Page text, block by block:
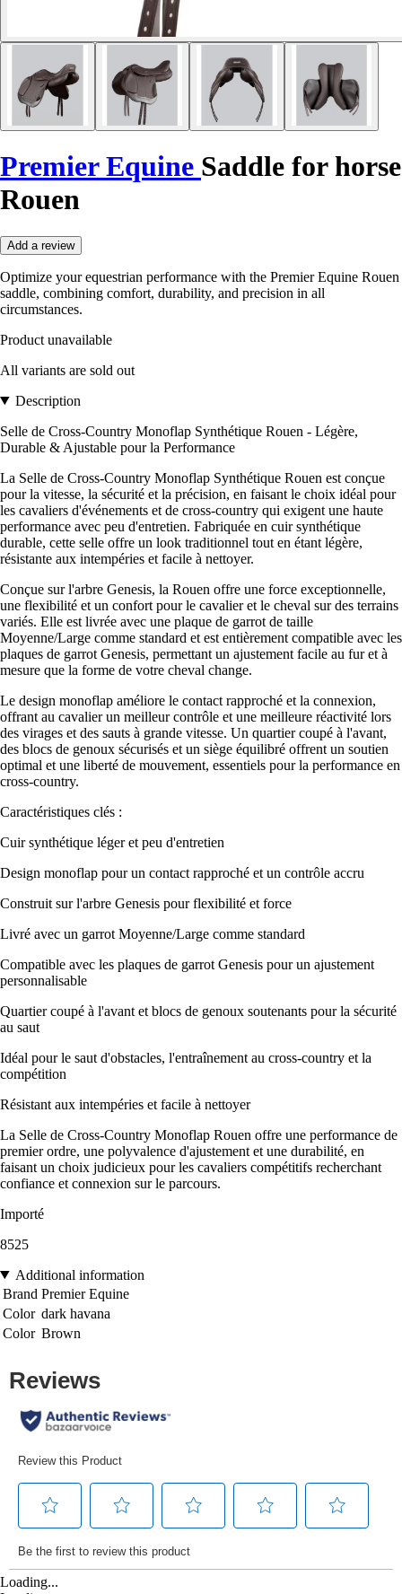
Premier Equine Saddle for horse
Rouen
Add a review
Optimize your equestrian performance with the Premier Equine Rouen
saddle, combining comfort, durability, and precision in all
circumstances.
Product unavailable
All variants are sold out
Description
Selle de Cross-Country Monoflap Synthétique Rouen - Légère,
Durable & Ajustable pour la Performance
La Selle de Cross-Country Monoflap Synthétique Rouen est conçue
pour la vitesse, la sécurité et la précision, en faisant le choix idéal pour
les cavaliers d'événements et de cross-country qui exigent une haute
performance avec peu d'entretien. Fabriquée en cuir synthétique
durable, cette selle offre un look traditionnel tout en étant légère,
résistante aux intempéries et facile à nettoyer.
Conçue sur l'arbre Genesis, la Rouen offre une force exceptionnelle,
une flexibilité et un confort pour le cavalier et le cheval sur des terrains
variés. Elle est livrée avec une plaque de garrot de taille
Moyenne/Large comme standard et est entièrement compatible avec les
plaques de garrot Genesis, permettant un ajustement facile au fur et à
mesure que la forme de votre cheval change.
Le design monoflap améliore le contact rapproché et la connexion,
offrant au cavalier un meilleur contrôle et une meilleure réactivité lors
des virages et des sauts à grande vitesse. Un quartier coupé à l'avant,
des blocs de genoux sécurisés et un siège équilibré offrent un soutien
optimal et une liberté de mouvement, essentiels pour la performance en
cross-country.
Caractéristiques clés :
Cuir synthétique léger et peu d'entretien
Design monoflap pour un contact rapproché et un contrôle accru
Construit sur l'arbre Genesis pour flexibilité et force
Livré avec un garrot Moyenne/Large comme standard
Compatible avec les plaques de garrot Genesis pour un ajustement
personnalisable
Quartier coupé à l'avant et blocs de genoux soutenants pour la sécurité
au saut
Idéal pour le saut d'obstacles, l'entraînement au cross-country et la
compétition
Résistant aux intempéries et facile à nettoyer
La Selle de Cross-Country Monoflap Rouen offre une performance de
premier ordre, une polyvalence d'ajustement et une durabilité, en
faisant un choix judicieux pour les cavaliers compétitifs recherchant
confiance et connexion sur le parcours.
Importé
8525
Additional information
Brand Premier Equine
Color dark havana
Color Brown
Loading...